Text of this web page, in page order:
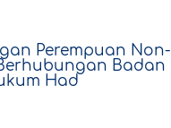
Perempuan Non-
Badan
Had